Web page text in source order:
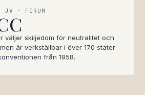
JV · FORUM
väljer skiljedom för neutralitet och
är verkställbar i över 170 stater
från 1958.